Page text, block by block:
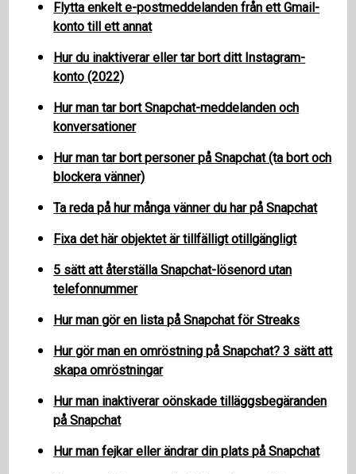
Flytta enkelt e-postmeddelanden från ett Gmail-
konto till ett annat
Hur du inaktiverar eller tar bort ditt Instagram-
konto (2022)
Hur man tar bort Snapchat-meddelanden och
konversationer
Hur man tar bort personer på Snapchat (ta bort och
blockera vänner)
Ta reda på hur många vänner du har på Snapchat
Fixa det här objektet är tillfälligt otillgängligt
5 sätt att återställa Snapchat-lösenord utan
telefonnummer
Hur man gör en lista på Snapchat för Streaks
Hur gör man en omröstning på Snapchat? 3 sätt att
skapa omröstningar
Hur man inaktiverar oönskade tilläggsbegäranden
på Snapchat
Hur man fejkar eller ändrar din plats på Snapchat